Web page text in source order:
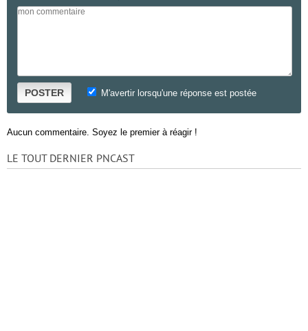
POSTER M'avertir lorsqu'une réponse est postée
Aucun commentaire. Soyez le premier à réagir !
LE TOUT DERNIER PNCAST